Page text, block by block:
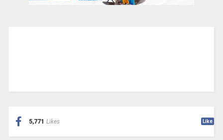
5,771 Likes Like